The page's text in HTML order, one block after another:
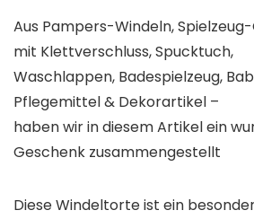
Aus Pampers-Windeln,
mit Klettverschluss, Spucktuch,
Waschlappen, Badespielzeug,
Pflegemittel & Dekorartikel –
haben wir in diesem Artikel ein
Geschenk zusammengestellt
Diese Windeltorte ist ein